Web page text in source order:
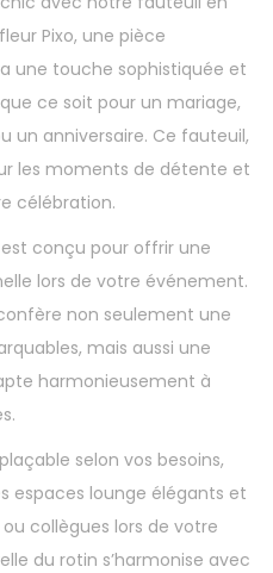
Pixo, une pièce
une touche sophistiquée et
ce soit pour un mariage,
un anniversaire. Ce fauteuil,
les moments de détente et
célébration.
conçu pour offrir une
lors de votre événement.
non seulement une
mais aussi une
harmonieusement à
selon vos besoins,
espaces lounge élégants et
collègues lors de votre
du rotin s’harmonise avec